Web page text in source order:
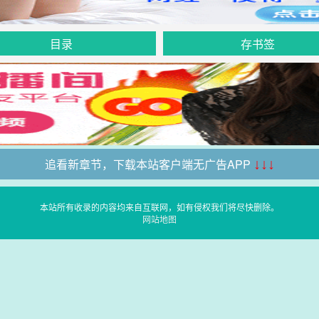
目录 存书签
追看新章节，下载本站客户端无广告APP ↓↓↓
本站所有收录的内容均来自互联网，如有侵权我们将尽快删除。
网站地图